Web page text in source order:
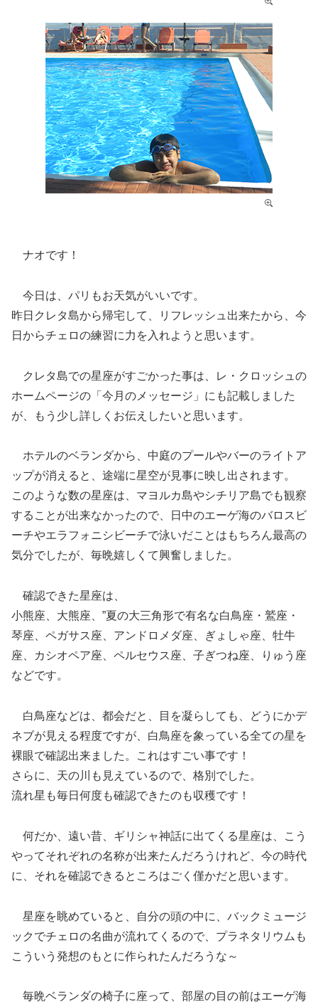
ナオです！
今日は、パリもお天気がいいです。
昨日クレタ島から帰宅して、リフレッシュ出来たから、今
日からチェロの練習に力を入れようと思います。
クレタ島での星座がすごかった事は、レ・クロッシュの
ホームページの「今月のメッセージ」にも記載しました
が、もう少し詳しくお伝えしたいと思います。
ホテルのベランダから、中庭のプールやバーのライトア
ップが消えると、途端に星空が見事に映し出されます。
このような数の星座は、マヨルカ島やシチリア島でも観察
することが出来なかったので、日中のエーゲ海のバロスビ
ーチやエラフォニシビーチで泳いだことはもちろん最高の
気分でしたが、毎晩嬉しくて興奮しました。
確認できた星座は、
小熊座、大熊座、”夏の大三角形で有名な白鳥座・鷲座・
琴座、ペガサス座、アンドロメダ座、ぎょしゃ座、牡牛
座、カシオペア座、ペルセウス座、子ぎつね座、りゅう座
などです。
白鳥座などは、都会だと、目を凝らしても、どうにかデ
ネブが見える程度ですが、白鳥座を象っている全ての星を
裸眼で確認出来ました。これはすごい事です！
さらに、天の川も見えているので、格別でした。
流れ星も毎日何度も確認できたのも収穫です！
何だか、遠い昔、ギリシャ神話に出てくる星座は、こう
やってそれぞれの名称が出来たんだろうけれど、今の時代
に、それを確認できるところはごく僅かだと思います。
星座を眺めていると、自分の頭の中に、バックミュージ
ックでチェロの名曲が流れてくるので、プラネタリウムも
こういう発想のもとに作られたんだろうな～
毎晩ベランダの椅子に座って、部屋の目の前はエーゲ海